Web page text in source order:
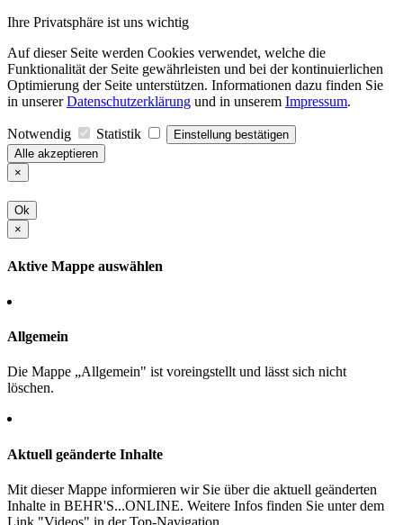
Ihre Privatsphäre ist uns wichtig
Auf dieser Seite werden Cookies verwendet, welche die
Funktionalität der Seite gewährleisten und bei der kontinuierlichen
Optimierung der Seite unterstützen. Informationen dazu finden Sie
in unsererDatenschutzerklärung und in unserem Impressum.
Notwendig Statistik
Einstellung bestätigen
Alle akzeptieren
×
Ok
×
Aktive Mappe auswählen
Allgemein
Die Mappe „Allgemein" ist voreingstellt und lässt sich nicht
löschen.
Aktuell geänderte Inhalte
Mit dieser Mappe informieren wir Sie über die aktuell geänderten
Inhalte in BEHR'S...ONLINE. Weitere Infos finden Sie unter dem
Link "Videos" in der Top-Navigation